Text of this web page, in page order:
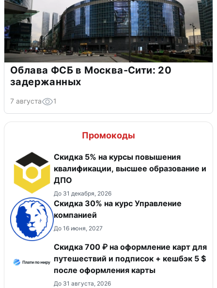
Облава ФСБ в Москва-Сити: 20
задержанных
7 августа 1
Промокоды
Скидка 5% на курсы повышения
квалификации, высшее образование и
ДПО
До 31 декабря, 2026
Скидка 30% на курс Управление
компанией
До 16 июня, 2027
Скидка 700 ₽ на оформление карт для
путешествий и подписок + кешбэк 5 $
после оформления карты
До 31 августа, 2026